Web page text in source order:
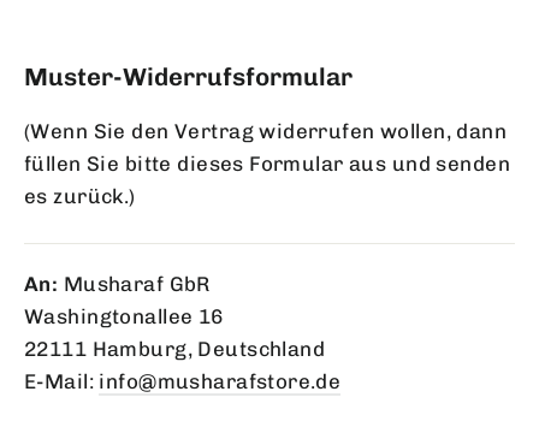
Muster-Widerrufsformular
(Wenn Sie den Vertrag widerrufen wollen, dann
füllen Sie bitte dieses Formular aus und senden
es zurück.)
An: Musharaf GbR
Washingtonallee 16
22111 Hamburg, Deutschland
E-Mail: info@musharafstore.de